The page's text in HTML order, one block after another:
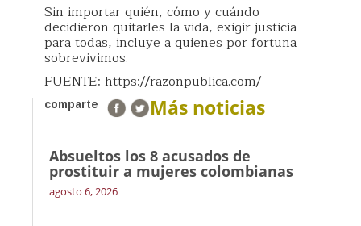
Sin importar quién, cómo y cuándo
decidieron quitarles la vida, exigir justicia
para todas, incluye a quienes por fortuna
sobrevivimos.
FUENTE: https://razonpublica.com/
comparte Más noticias
Absueltos los 8 acusados de
prostituir a mujeres colombianas
agosto 6, 2026